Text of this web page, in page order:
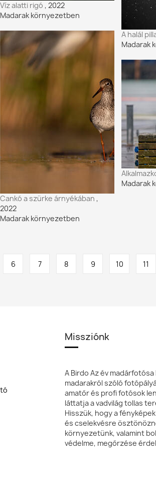
Víz alatti rigó , 2022
Madarak környezetben
Cankó a szürke árnyékában ,
2022
Madarak környezetben
A halál
Madarak
Madarak
Oldal
6 Oldal
7 Oldal
8 Oldal
9 Oldal
10 Oldal
11
Missziónk
A Birdo Az év madárfotósa
madarakról szóló
amatőr és profi fotósok
láttatja a vadvilág tollas
Hisszük, hogy a
és cselekvésre
környezetünk, valamint
védelme, megőrzése